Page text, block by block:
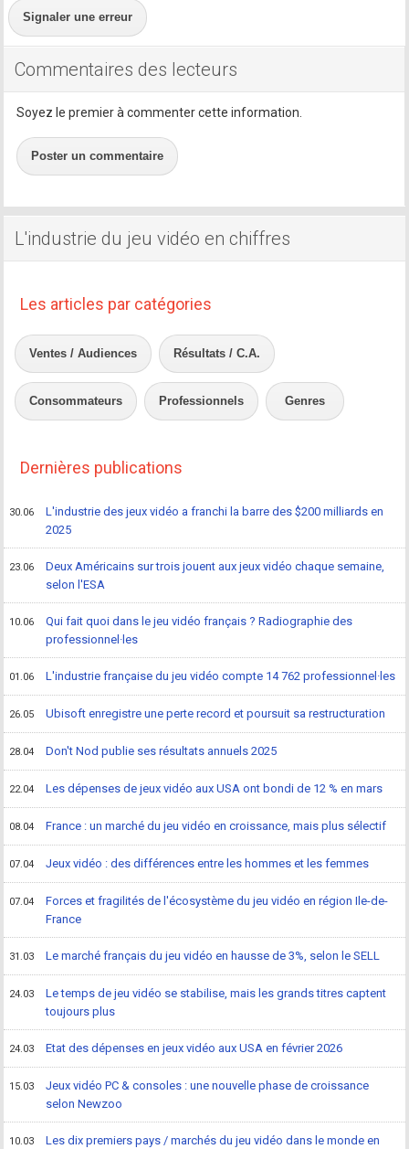
Signaler une erreur
Commentaires des lecteurs
Soyez le premier à commenter cette information.
Poster un commentaire
L'industrie du jeu vidéo en chiffres
Les articles par catégories
Ventes / Audiences Résultats / C.A.
Consommateurs Professionnels Genres
Dernières publications
30.06
L'industrie des jeux vidéo a franchi la barre des $200 milliards en
2025
23.06
Deux Américains sur trois jouent aux jeux vidéo chaque semaine,
selon l'ESA
10.06
Qui fait quoi dans le jeu vidéo français ? Radiographie des
professionnel·les
01.06 L'industrie française du jeu vidéo compte 14 762 professionnel·les
26.05 Ubisoft enregistre une perte record et poursuit sa restructuration
28.04 Don't Nod publie ses résultats annuels 2025
22.04 Les dépenses de jeux vidéo aux USA ont bondi de 12 % en mars
08.04 France : un marché du jeu vidéo en croissance, mais plus sélectif
07.04 Jeux vidéo : des différences entre les hommes et les femmes
07.04
Forces et fragilités de l'écosystème du jeu vidéo en région Ile-de-
France
31.03 Le marché français du jeu vidéo en hausse de 3%, selon le SELL
24.03
Le temps de jeu vidéo se stabilise, mais les grands titres captent
toujours plus
24.03 Etat des dépenses en jeux vidéo aux USA en février 2026
15.03
Jeux vidéo PC & consoles : une nouvelle phase de croissance
selon Newzoo
10.03 Les dix premiers pays / marchés du jeu vidéo dans le monde en